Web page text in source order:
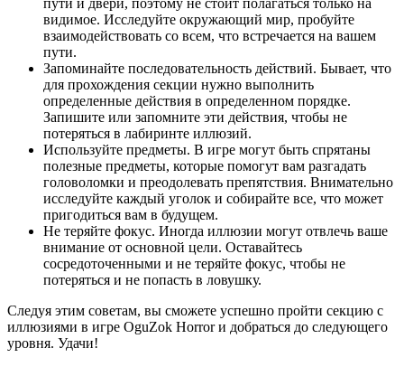
видимое. Исследуйте окружающий мир, пробуйте
взаимодействовать со всем, что встречается на вашем
пути.
Запоминайте последовательность действий. Бывает, что
для прохождения секции нужно выполнить
определенные действия в определенном порядке.
Запишите или запомните эти действия, чтобы не
потеряться в лабиринте иллюзий.
Используйте предметы. В игре могут быть спрятаны
полезные предметы, которые помогут вам разгадать
головоломки и преодолевать препятствия. Внимательно
исследуйте каждый уголок и собирайте все, что может
пригодиться вам в будущем.
Не теряйте фокус. Иногда иллюзии могут отвлечь ваше
внимание от основной цели. Оставайтесь
сосредоточенными и не теряйте фокус, чтобы не
потеряться и не попасть в ловушку.
Следуя этим советам, вы сможете успешно пройти секцию с
иллюзиями в игре OguZok Horror и добраться до следующего
уровня. Удачи!